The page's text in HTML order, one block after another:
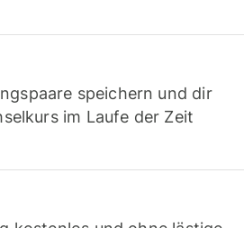
speichern und dir
im Laufe der Zeit